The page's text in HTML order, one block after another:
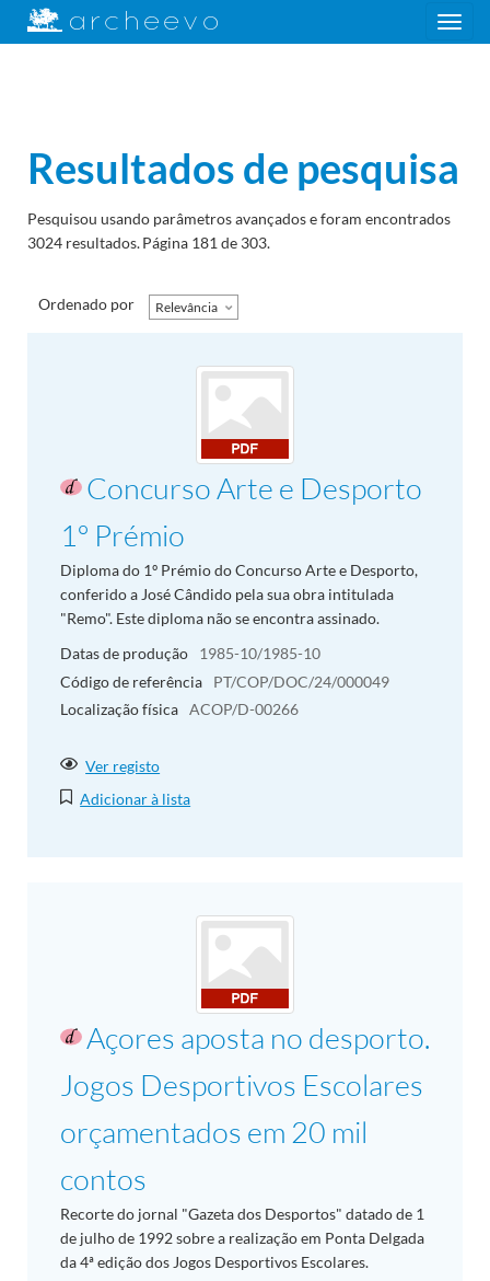
Toggle
navigation
Resultados de pesquisa
Pesquisou usando parâmetros avançados e foram encontrados
3024 resultados.Página 181 de 303.
Ordenado por Relevância
Concurso Arte e Desporto
1º Prémio
Diploma do 1º Prémio do Concurso Arte e Desporto,
conferido a José Cândido pela sua obra intitulada
"Remo". Este diploma não se encontra assinado.
Datas de produção
1985-10/1985-10
Código de referência
PT/COP/DOC/24/000049
Localização física ACOP/D-00266
Ver registo
Adicionar à lista
Açores aposta no desporto.
Jogos Desportivos Escolares
orçamentados em 20 mil
contos
Recorte do jornal "Gazeta dos Desportos" datado de 1
de julho de 1992 sobre a realização em Ponta Delgada
da 4ª edição dos Jogos Desportivos Escolares.